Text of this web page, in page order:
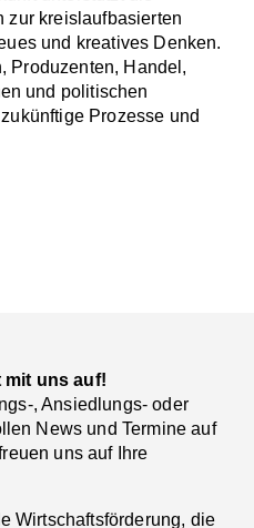
zur kreislaufbasierten
und kreatives Denken.
Produzenten, Handel,
und politischen
Prozesse und
mit uns auf!
, Ansiedlungs- oder
News und Termine auf
uns auf Ihre
Wirtschaftsförderung, die